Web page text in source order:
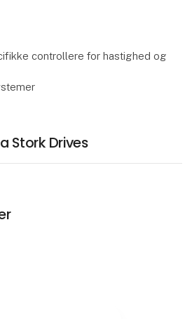
controllere for hastighed og
Stork Drives